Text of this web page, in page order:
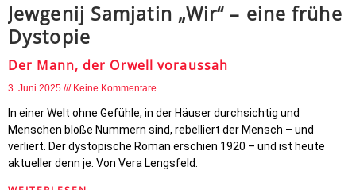
Jewgenij Samjatin „Wir“ – eine frühe
Dystopie
Der Mann, der Orwell voraussah
3. Juni 2025 Keine Kommentare
In einer Welt ohne Gefühle, in der Häuser durchsichtig und
Menschen bloße Nummern sind, rebelliert der Mensch – und
verliert. Der dystopische Roman erschien 1920 – und ist heute
aktueller denn je. Von Vera Lengsfeld.